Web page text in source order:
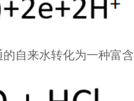
自来水转化为一种富含